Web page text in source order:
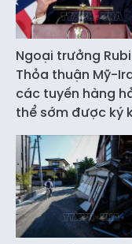
Ngoại trưởng
Thỏa thuận Mỹ-
các tuyến hàng
thể sớm được ký